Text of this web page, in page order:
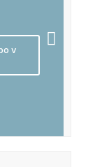
v